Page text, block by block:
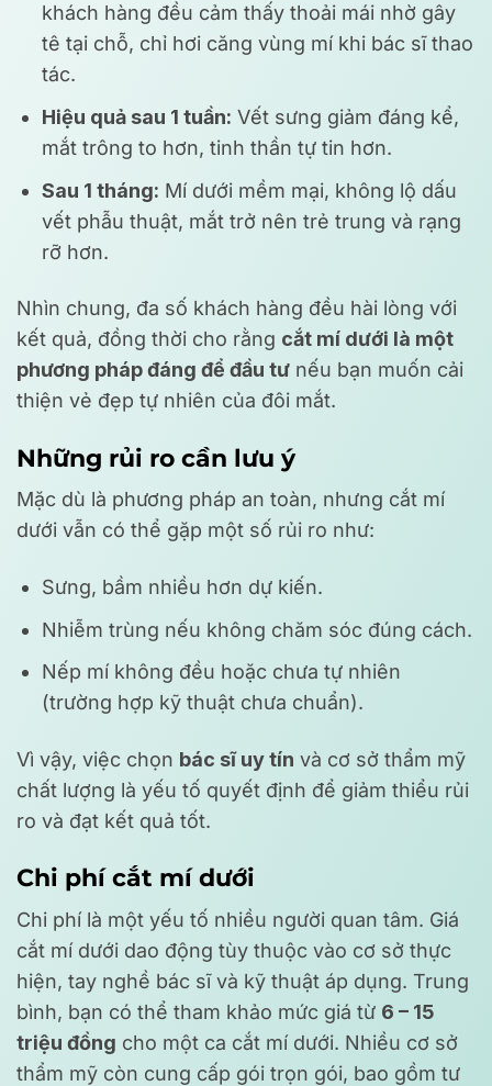
khách hàng đều cảm thấy thoải mái nhờ gây
tê tại chỗ, chỉ hơi căng vùng mí khi bác sĩ thao
tác.
Hiệu quả sau 1 tuần: Vết sưng giảm đáng kể,
mắt trông to hơn, tinh thần tự tin hơn.
Sau 1 tháng: Mí dưới mềm mại, không lộ dấu
vết phẫu thuật, mắt trở nên trẻ trung và rạng
rỡ hơn.
Nhìn chung, đa số khách hàng đều hài lòng với
kết quả, đồng thời cho rằng cắt mí dưới là một
phương pháp đáng để đầu tư nếu bạn muốn cải
thiện vẻ đẹp tự nhiên của đôi mắt.
Những rủi ro cần lưu ý
Mặc dù là phương pháp an toàn, nhưng cắt mí
dưới vẫn có thể gặp một số rủi ro như:
Sưng, bầm nhiều hơn dự kiến.
Nhiễm trùng nếu không chăm sóc đúng cách.
Nếp mí không đều hoặc chưa tự nhiên
(trường hợp kỹ thuật chưa chuẩn).
Vì vậy, việc chọn bác sĩ uy tín và cơ sở thẩm mỹ
chất lượng là yếu tố quyết định để giảm thiểu rủi
ro và đạt kết quả tốt.
Chi phí cắt mí dưới
Chi phí là một yếu tố nhiều người quan tâm. Giá
cắt mí dưới dao động tùy thuộc vào cơ sở thực
hiện, tay nghề bác sĩ và kỹ thuật áp dụng. Trung
bình, bạn có thể tham khảo mức giá từ 6 – 15
triệu đồng cho một ca cắt mí dưới. Nhiều cơ sở
thẩm mỹ còn cung cấp gói trọn gói, bao gồm tư